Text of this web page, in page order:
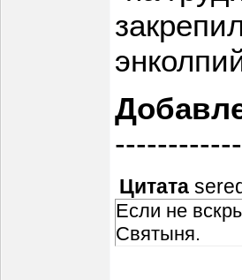
Цитата
Если не
Святыня.